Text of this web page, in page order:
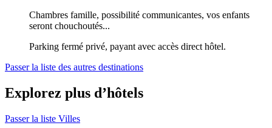
Chambres famille, possibilité communicantes, vos enfants
seront chouchoutés...
Parking fermé privé, payant avec accès direct hôtel.
Passer la liste des autres destinations
Explorez plus d’hôtels
Passer la liste Villes